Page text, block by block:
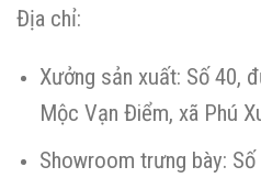
Địa chỉ:
Xưởng sản xuất: Số 40,
Mộc Vạn Điểm, xã Phú
Showroom trưng bày: